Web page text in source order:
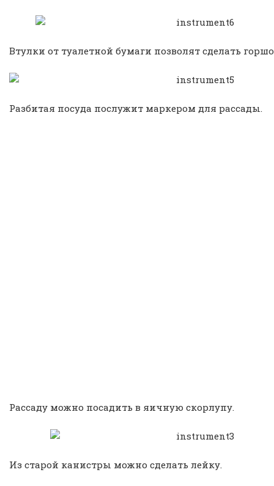
Втулки от туалетной бумаги позволят сделать
Разбитая посуда послужит маркером для рассады.
Рассаду можно посадить в яичную скорлупу.
Из старой канистры можно сделать лейку.